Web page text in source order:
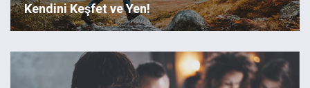
Kendini Keşfet ve Yen!